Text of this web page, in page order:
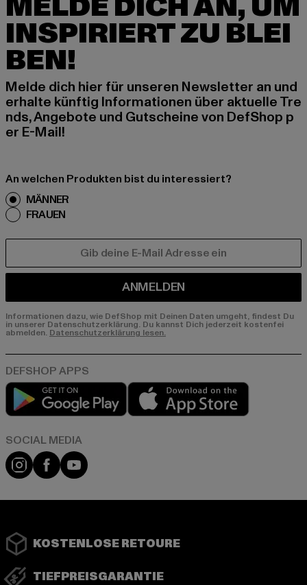
INSPIRIERT ZU BLEI
BEN!
Melde dich hier für unseren Newsletter an und
erhalte künftig Informationen über aktuelle Tre
nds, Angebote und Gutscheine von DefShop p
er E-Mail!
An welchen Produkten bist du interessiert?
MÄNNER
FRAUEN
ANMELDEN
Informationen dazu, wie DefShop mit Deinen Daten umgeht, findest Du
in unserer Datenschutzerklärung. Du kannst Dich jederzeit kostenfei
abmelden. Datenschutzerklärung lesen.
Play market
Instagram
FacebookYouTube
KOSTENLOSE RETOURE
TIEFPREISGARANTIE